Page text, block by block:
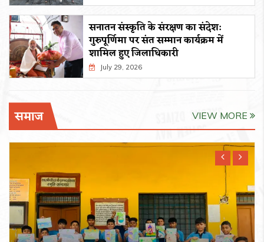
सनातन संस्कृति के संरक्षण का संदेश:
गुरुपूर्णिमा पर संत सम्मान कार्यक्रम में
शामिल हुए जिलाधिकारी
July 29, 2026
समाज VIEW MORE